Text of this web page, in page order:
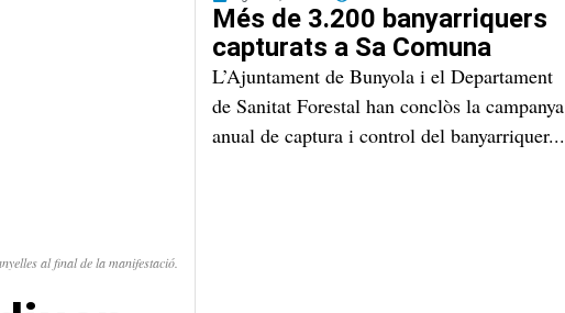
al final de la manifestació.
Més de 3.200 banyarriquers
capturats a Sa Comuna
L’Ajuntament de Bunyola i el Departament
de Sanitat Forestal han conclòs la campanya
anual de captura i control del banyarriquer...